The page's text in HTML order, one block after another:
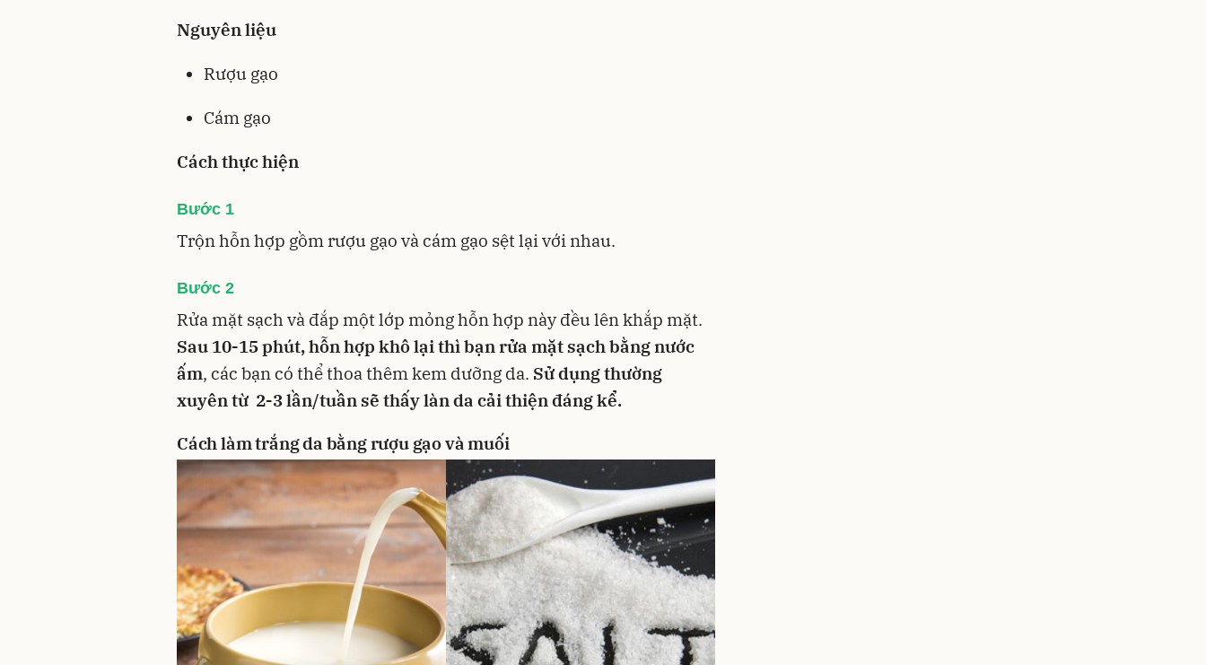
Nguyên liệu
Rượu gạo
Cám gạo
Cách thực hiện
Bước 1
Trộn hỗn hợp gồm rượu gạo và cám gạo sệt lại với nhau.
Bước 2
Rửa mặt sạch và đắp một lớp mỏng hỗn hợp này đều lên khắp mặt.
Sau 10-15 phút, hỗn hợp khô lại thì bạn rửa mặt sạch bằng nước
ấm, các bạn có thể thoa thêm kem dưỡng da. Sử dụng thường
xuyên từ 2-3 lần/tuần sẽ thấy làn da cải thiện đáng kể.
Cách làm trắng da bằng rượu gạo và muối